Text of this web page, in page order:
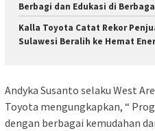
Berbagi dan Edukasi di
Kalla Toyota Catat Rekor
Sulawesi Beralih ke Hemat
Andyka Susanto selaku West
Toyota mengungkapkan, “
dengan berbagai kemudahan